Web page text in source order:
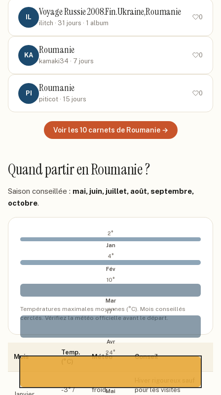
IL Voyage Russie 2008.Fin.Ukraine,Roumanie
ilitch · 31 jours · 1 album
0
KA Roumanie
kamaki34 · 7 jours
0
PI Roumanie
piticot · 15 jours
0
Voir les 10carnets de Roumanie→
Quand partiren Roumanie?
Saison conseillée : mai, juin, juillet, août, septembre,
octobre.
2°
Jan
4°
Fév
10°
Mar
17°
Avr
24°
Mai
Températures maximales moyennes (°C). Mois conseillés
cerclés. Vérifiez la météo officielle avant le départ.
Mois
Temp.
Météo Conseil
-3° /
froid,
pour les visites